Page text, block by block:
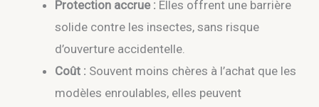
Protection accrue : Elles offrent une barrière
solide contre les insectes, sans risque
d’ouverture accidentelle.
Coût : Souvent moins chères à l’achat que les
modèles enroulables, elles peuvent